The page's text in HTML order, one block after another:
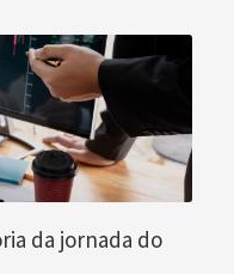
da jornada do